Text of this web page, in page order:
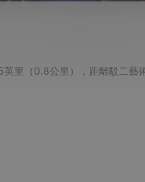
里（0.8公里），距離駁二藝